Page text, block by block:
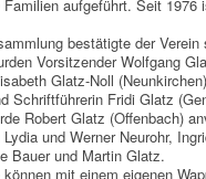
aufgeführt. Seit 1976
bestätigte der Verein
Vorsitzender Wolfgang
Glatz-Noll
Schriftführerin Fridi Glatz
Robert Glatz (Offenbach)
und Werner Neurohr,
Bauer und Martin Glatz.
mit einem eigenen